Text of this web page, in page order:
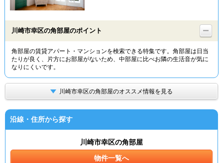
物件特集から
TOP
川崎市幸区の角部屋のポイント
角部屋の賃貸アパート・マンションを検索できる特集です。角部屋は日当
たりが良く、片方にお部屋がないため、中部屋に比べお隣の生活音が気に
なりにくいです。
川崎市幸区の角部屋のオススメ情報を見る
沿線・住所から探す
川崎市幸区の角部屋
物件一覧へ